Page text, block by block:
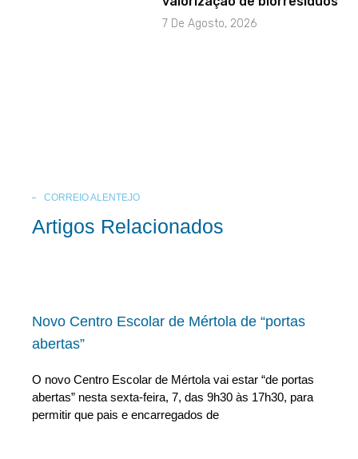
7 De Agosto, 2026
CORREIO ALENTEJO
Artigos Relacionados
Novo Centro Escolar de Mértola de “portas
abertas”
O novo Centro Escolar de Mértola vai estar “de portas
abertas” nesta sexta-feira, 7, das 9h30 às 17h30, para
permitir que pais e encarregados de